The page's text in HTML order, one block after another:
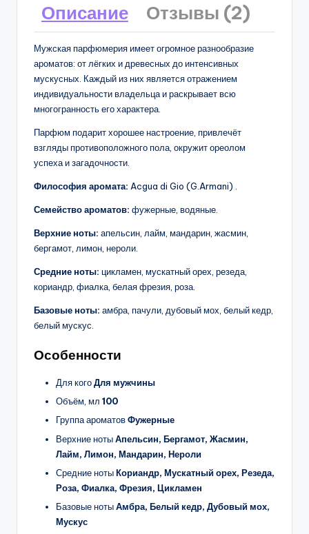
Описание Отзывы (2)
Мужская парфюмерия имеет огромное разнообразие
ароматов: от лёгких и древесных до интенсивных
мускусных. Каждый из них является отражением
индивидуальности владельца и раскрывает всю
многогранность его характера.
Парфюм подарит хорошее настроение, привлечёт
взгляды противоположного пола, окружит ореолом
успеха и загадочности.
Философия аромата: Acgua di Gio (G.Armani) .
Семейство ароматов: фужерные, водяные.
Верхние ноты: апельсин, лайм, мандарин, жасмин,
бергамот, лимон, нероли.
Средние ноты: цикламен, мускатный орех, резеда,
кориандр, фиалка, белая фрезия, роза.
Базовые ноты: амбра, пачули, дубовый мох, белый кедр,
белый мускус.
Особенности
Для когоДля мужчины
Объём, мл 100
Группа ароматовФужерные
Верхние нотыАпельсин, Бергамот, Жасмин,
Лайм, Лимон, Мандарин, Нероли
Средние нотыКориандр, Мускатный орех, Резеда,
Роза, Фиалка, Фрезия, Цикламен
Базовые нотыАмбра, Белый кедр, Дубовый мох,
Мускус